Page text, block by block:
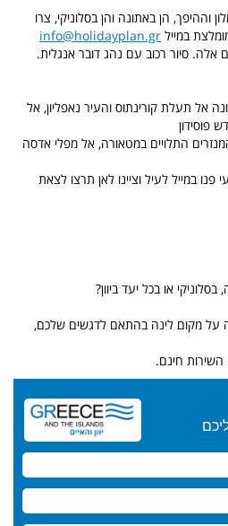
הן באתונה והן בסלוניקי, צרו
במייל info@holidayplan.gr
אלה. סיור רכוב עם נהג דובר אנגלית.
אל תעלת קורינתוס והעיר נאפליון, אל
פוסידון
התלויים במטאורה, אל מפלי אדסה
במייל לעיל וציינו לאן תרצו לצאת
או בכל יעד ביוון?
על מקום לינה בהתאם לדגשים שלכם,
חינם.